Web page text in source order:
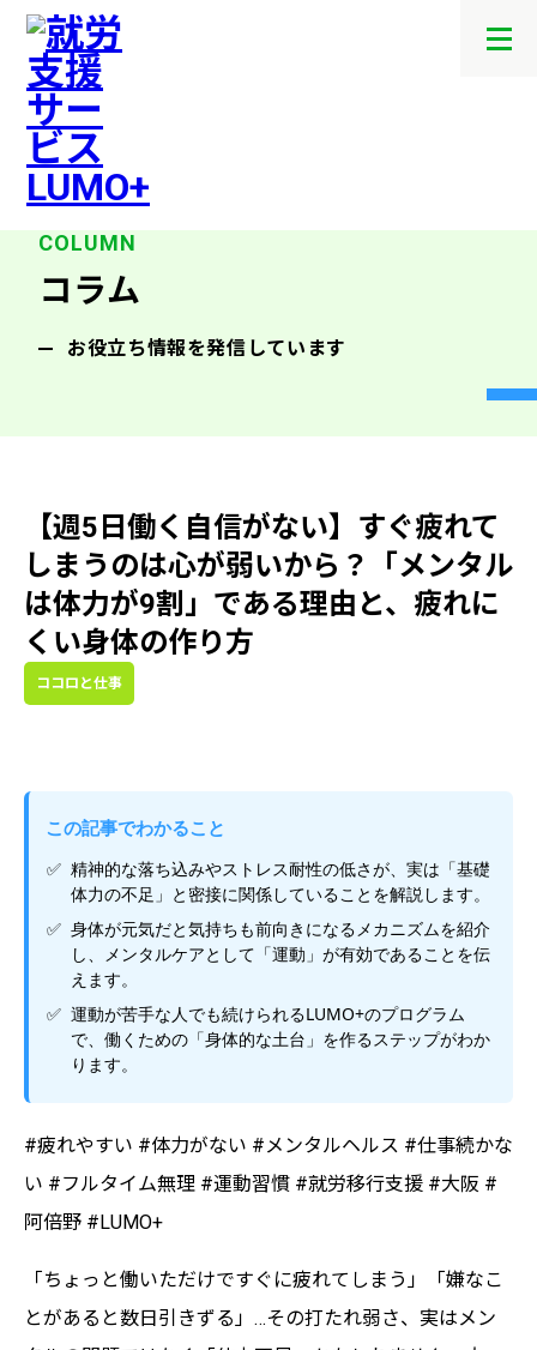
メ
コラム
お役立ち情報を発信しています
【週5日働く自信がない】すぐ疲れて
しまうのは心が弱いから？「メンタル
は体力が9割」である理由と、疲れに
くい身体の作り方
ココロと仕事
この記事でわかること
精神的な落ち込みやストレス耐性の低さが、実は「基礎
体力の不足」と密接に関係していることを解説します。
身体が元気だと気持ちも前向きになるメカニズムを紹介
し、メンタルケアとして「運動」が有効であることを伝
えます。
運動が苦手な人でも続けられるLUMO+のプログラム
で、働くための「身体的な土台」を作るステップがわか
ります。
#疲れやすい #体力がない #メンタルヘルス #仕事続かな
い #フルタイム無理 #運動習慣 #就労移行支援 #大阪 #
阿倍野 #LUMO+
「ちょっと働いただけですぐに疲れてしまう」「嫌なこ
とがあると数日引きずる」…その打たれ弱さ、実はメン